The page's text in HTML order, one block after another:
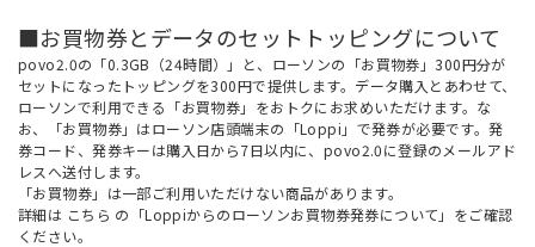
■お買物券とデータのセットトッピングについて
povo2.0の「0.3GB（24時間）」と、ローソンの「お買物券」300円分が
セットになったトッピングを300円で提供します。データ購入とあわせて、
ローソンで利用できる「お買物券」をおトクにお求めいただけます。な
お、「お買物券」はローソン店頭端末の「Loppi」で発券が必要です。発
券コード、発券キーは購入日から7日以内に、povo2.0に登録のメールアド
レスへ送付します。
「お買物券」は一部ご利用いただけない商品があります。
詳細は こちら の「Loppiからのローソンお買物券発券について」をご確認
ください。